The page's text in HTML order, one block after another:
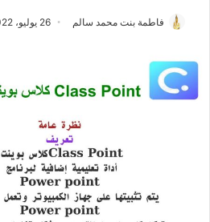
فاطمة بنت محمد سالم 26 يوليو، 2022